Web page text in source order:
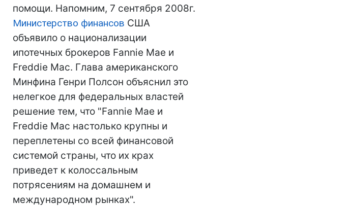
помощи. Напомним, 7 сентября 2008г.
Министерство финансов США
объявило о национализации
ипотечных брокеров Fannie Mae и
Freddie Mac. Глава американского
Минфина Генри Полсон объяснил это
нелегкое для федеральных властей
решение тем, что "Fannie Mae и
Freddie Mac настолько крупны и
переплетены со всей финансовой
системой страны, что их крах
приведет к колоссальным
потрясениям на домашнем и
международном рынках".